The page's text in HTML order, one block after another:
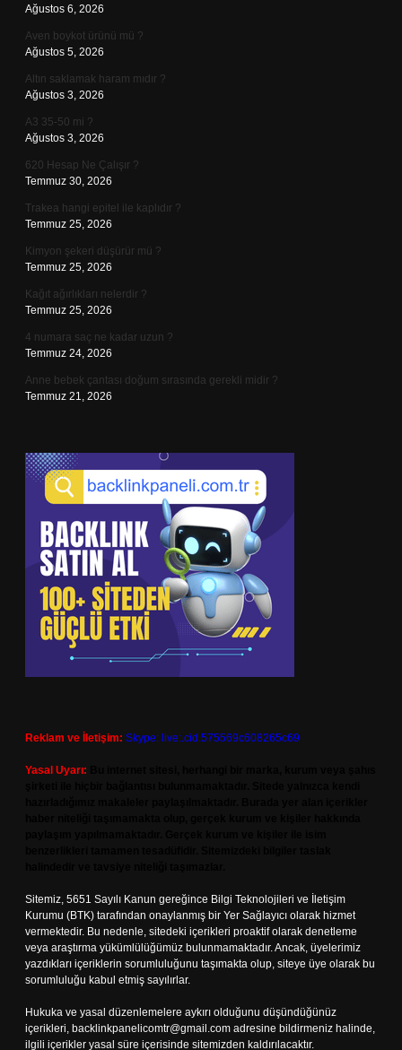
Ağustos 6, 2026
Aven boykot ürünü mü ?
Ağustos 5, 2026
Altın saklamak haram mıdır ?
Ağustos 3, 2026
A3 35-50 mi ?
Ağustos 3, 2026
620 Hesap Ne Çalışır ?
Temmuz 30, 2026
Trakea hangi epitel ile kaplıdır ?
Temmuz 25, 2026
Kimyon şekeri düşürür mü ?
Temmuz 25, 2026
Kağıt ağırlıkları nelerdir ?
Temmuz 25, 2026
4 numara saç ne kadar uzun ?
Temmuz 24, 2026
Anne bebek çantası doğum sırasında gerekli midir ?
Temmuz 21, 2026
Reklam ve İletişim: Skype: live:.cid.575569c608265c69
Yasal Uyarı:
Sitemiz, 5651 Sayılı Kanun gereğince Bilgi Teknolojileri ve İletişim
Kurumu (BTK) tarafından onaylanmış bir Yer Sağlayıcı olarak hizmet
vermektedir. Bu nedenle, sitedeki içerikleri proaktif olarak denetleme
veya araştırma yükümlülüğümüz bulunmamaktadır. Ancak, üyelerimiz
yazdıkları içeriklerin sorumluluğunu taşımakta olup, siteye üye olarak bu
sorumluluğu kabul etmiş sayılırlar.
Hukuka ve yasal düzenlemelere aykırı olduğunu düşündüğünüz
içerikleri, backlinkpanelicomtr@gmail.com adresine bildirmeniz halinde,
ilgili içerikler yasal süre içerisinde sitemizden kaldırılacaktır.